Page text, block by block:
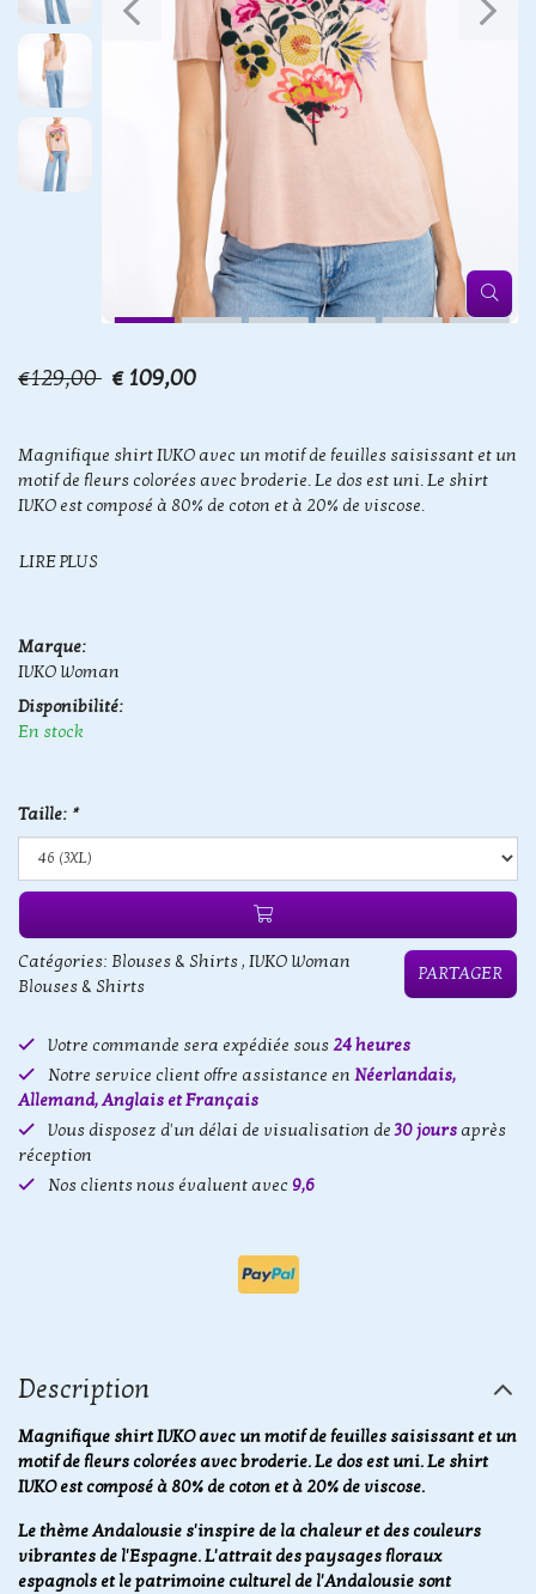
€129,00 € 109,00
Magnifique shirt IVKO avec un motif de feuilles saisissant et un
motif de fleurs colorées avec broderie. Le dos est uni. Le shirt
IVKO est composé à 80% de coton et à 20% de viscose.
LIRE PLUS
Marque:
IVKO Woman
Disponibilité:
En stock
Taille: *
Catégories: Blouses & Shirts, IVKO Woman
Blouses & Shirts
PARTAGER
Votre commande sera expédiée sous24 heures
Notre service client offre assistance en Néerlandais,
Allemand, Anglais et Français
Vous disposez d'un délai de visualisation de30 jours après
réception
Nos clients nous évaluent avec 9,6
Description
Magnifique shirt IVKO avec un motif de feuilles saisissant et un
motif de fleurs colorées avec broderie. Le dos est uni. Le shirt
IVKO est composé à 80% de coton et à 20% de viscose.
Le thème Andalousie s'inspire de la chaleur et des couleurs
vibrantes de l'Espagne. L'attrait des paysages floraux
espagnols et le patrimoine culturel de l'Andalousie sont